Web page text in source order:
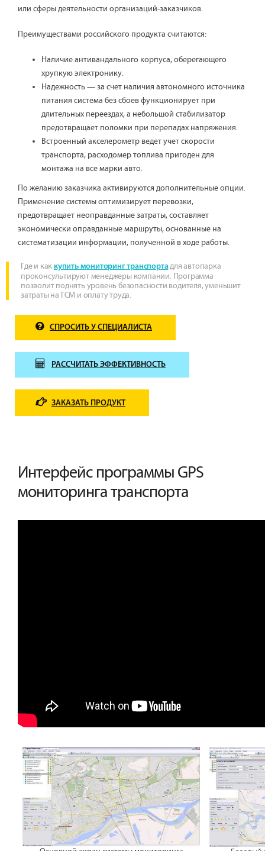
или сферы деятельности организаций-заказчиков.
Преимуществами российского продукта считаются:
Наличие антивандального корпуса, оберегающего
хрупкую электронику.
Надежность — за счет наличия автономного источника
питания система без сбоев функционирует при
длительных переездах, а небольшой стабилизатор
предотвращает поломки при перепадах напряжения.
Встроенный акселерометр ведет учет скорости
транспорта, расходомер топлива пригоден для
монтажа на все марки авто.
По желанию заказчика активируются дополнительные опции.
Применение системы оптимизирует перевозки,
предотвращает неоправданные затраты, составляет
экономически оправданные маршруты, основанные на
систематизации информации, полученной в ходе работы.
Где и как купить мониторинг транспортадля автопарка
проконсультируют менеджеры компании. Программа
позволит поднять уровень безопасности водителя, уменьшит
затраты на ГСМ и оплату труда.
СПРОСИТЬ У СПЕЦИАЛИСТА
РАССЧИТАТЬ ЭФФЕКТИВНОСТЬ
ЗАКАЗАТЬ ПРОДУКТ
Интерфейс программы GPS
мониторинга транспорта